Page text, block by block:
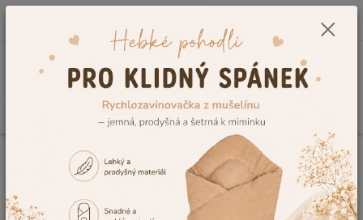
0,00 Kč
Vzorník výšivek
Výšivka č.2